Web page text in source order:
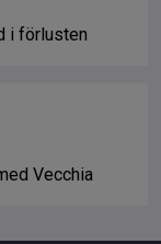
i förlusten
Vecchia